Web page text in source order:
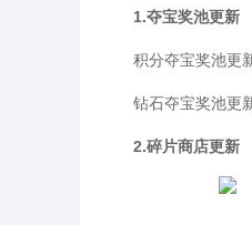
1.夺宝奖池更新
积分夺宝奖池更新
钻石夺宝奖池更新
2.碎片商店更新